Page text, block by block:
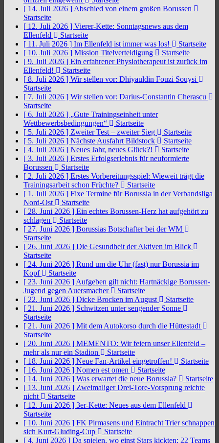
[ 14. Juli 2026 ] Abschied von einem großen Borussen
Startseite
[ 12. Juli 2026 ] Vierer-Kette: Sonntagsnews aus dem
Ellenfeld
Startseite
[ 11. Juli 2026 ] Im Ellenfeld ist immer was los!
Startseite
[ 10. Juli 2026 ] Mission Titelverteidigung
Startseite
[ 9. Juli 2026 ] Ein erfahrener Physiotherapeut ist zurück im
Ellenfeld!
Startseite
[ 8. Juli 2026 ] Wir stellen vor: Dhiyauldin Fouzi Souysi
Startseite
[ 7. Juli 2026 ] Wir stellen vor: Darius-Constantin Cherascu
Startseite
[ 6. Juli 2026 ] „Gute Trainingseinheit unter
Wettbewerbsbedingungen“
Startseite
[ 5. Juli 2026 ] Zweiter Test – zweiter Sieg
Startseite
[ 5. Juli 2026 ] Nächste Ausfahrt Bildstock
Startseite
[ 4. Juli 2026 ] Neues Jahr, neues Glück?!
Startseite
[ 3. Juli 2026 ] Erstes Erfolgserlebnis für neuformierte
Borussen
Startseite
[ 2. Juli 2026 ] Erstes Vorbereitungsspiel: Wieweit trägt die
Trainingsarbeit schon Früchte?
Startseite
[ 1. Juli 2026 ] Fixe Termine für Borussia in der Verbandsliga
Nord-Ost
Startseite
[ 28. Juni 2026 ] Ein echtes Borussen-Herz hat aufgehört zu
schlagen
Startseite
[ 27. Juni 2026 ] Borussias Botschafter bei der WM
Startseite
[ 26. Juni 2026 ] Die Gesundheit der Aktiven im Blick
Startseite
[ 24. Juni 2026 ] Rund um die Uhr (fast) nur Borussia im
Kopf
Startseite
[ 23. Juni 2026 ] Aufgeben gilt nicht: Hartnäckige Borussen-
Jugend gegen Auersmacher
Startseite
[ 22. Juni 2026 ] Dicke Brocken im August
Startseite
[ 21. Juni 2026 ] Schwitzen unter sengender Sonne
Startseite
[ 21. Juni 2026 ] Mit dem Autokorso durch die Hüttestadt
Startseite
[ 20. Juni 2026 ] MEMENTO: Wir feiern unser Ellenfeld –
mehr als nur ein Stadion
Startseite
[ 18. Juni 2026 ] Neue Fan-Artikel eingetroffen!
Startseite
[ 16. Juni 2026 ] Nomen est omen
Startseite
[ 14. Juni 2026 ] Was erwartet die neue Borussia?
Startseite
[ 13. Juni 2026 ] Zweimaliger Drei-Tore-Vorsprung reichte
nicht
Startseite
[ 12. Juni 2026 ] 3er-Kette: Neues aus dem Ellenfeld
Startseite
[ 10. Juni 2026 ] FK Pirmasens und Eintracht Trier schnappen
sich Kurt-Gluding-Cup
Startseite
[ 4. Juni 2026 ] Da spielen, wo einst Stars kickten: 22 Teams